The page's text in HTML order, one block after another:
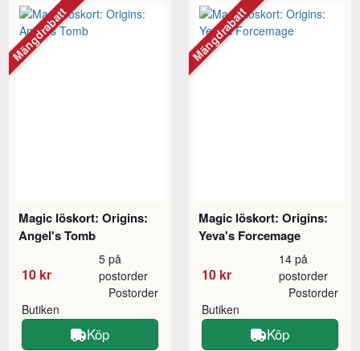
Magic löskort: Origins:
Angel's Tomb
10 kr
5 på
postorder
Butiken
Postorder
Köp
Mängdrabatt
Magic löskort: Origins:
Yeva's Forcemage
10 kr
14 på
postorder
Butiken
Postorder
Köp
Mängdrabatt